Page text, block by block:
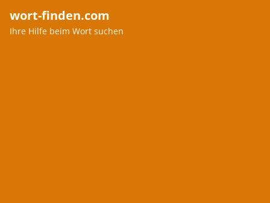
wort-finden.com
Ihre Hilfe beim Wort suchen